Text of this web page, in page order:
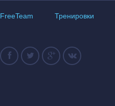
FreeTeam Тренировки